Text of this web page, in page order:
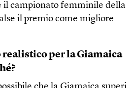
il campionato femminile della
il premio come migliore
realistico per la Giamaica